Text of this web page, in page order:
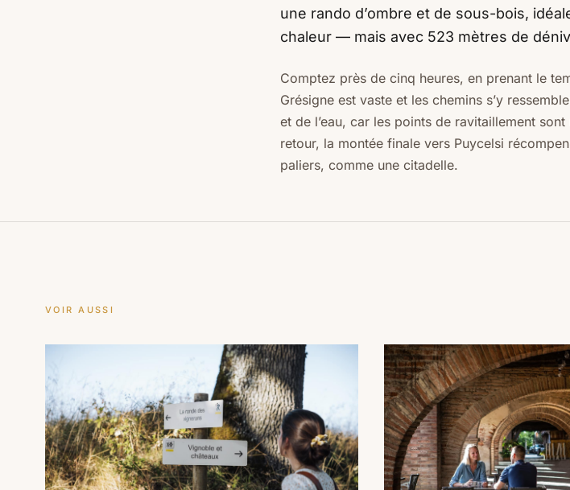
une rando d’ombre et de sous-bois,
chaleur — mais avec 523 mètres de
Comptez près de cinq heures, en prenant le
Grésigne est vaste et les chemins s’y
et de l’eau, car les points de ravitaillement
retour, la montée finale vers Puycelsi
paliers, comme une citadelle.
VOIR AUSSI